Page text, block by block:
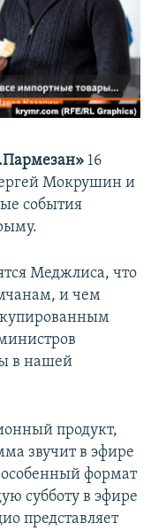
16
Мокрушин и
события
Меджлиса, что
и чем
в нашей
продукт,
звучит в эфире
формат
субботу в эфире
представляет